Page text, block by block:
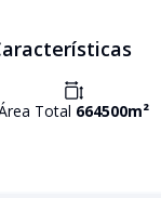
Total 664500m²